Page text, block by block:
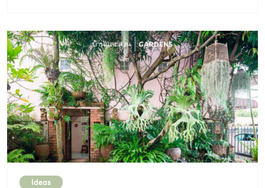
มองเข้ามาได้ เพราะบ้านอยู่ติดกับเส้นทางสัญจรเข้า– ออก
หมู่บ้านจึงมีรถวิ่งตลอดเวลาเสียงเครื่องยนต์และฝุ่นควันคือ
จุดเริ่มต้นในการปรับปรุงสวนในครั้งนี้หลังจากปรับปรุงเสร็จ
บรรยากาศโดยรอบที่เคยดูแห้งแล้งตอนนี้ดูร่มรื่นปัญหาเสียง
รถและฝุ่นควันดูเบาบางลงการเปลี่ยนแปลงครั้งนี้จึงเป็นของ
ขวัญที่ดี แม้ขนาดของสวนจะไม่ใหญ่มากแต่พอได้นั่งชื่นชม
ธรรมชาติที่อยู่รอบตัวมันทำให้ตัวผมไม่อยากลุกออกไปจากที่
แห่งนี้เลยครับ […]
Ideas